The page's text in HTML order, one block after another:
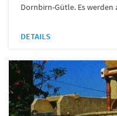
Dornbirn-Gütle. Es werden
DETAILS